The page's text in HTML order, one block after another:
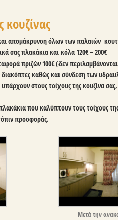
κουζίνας
απομάκρυνση όλων των παλαιών
σας πλακάκια και κόλα 120€ – 200€
πριζών 100€(δεν
καθώς και σύνδεση των
στους τοίχους της κουζίνα
που καλύπτουν τους τοίχους
προσφοράς.
Μετά την